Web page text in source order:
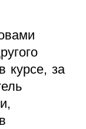
курсе, за